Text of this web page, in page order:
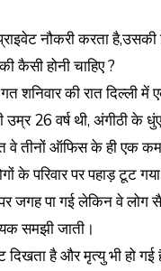
कैसी होनी चाहिए ?
शनिवार की रात दिल्ली
26 वर्ष थी, अंगीठी के
वे तीनों ऑफिस के ही एक
के परिवार पर पहाड़ टूट
जगह पा गई लेकिन वे लोग
समझी जाती।
दिखता है और मृत्यु भी हो